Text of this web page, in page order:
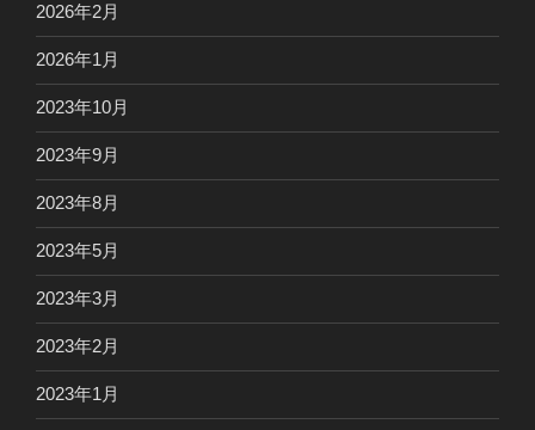
2026年2月
2026年1月
2023年10月
2023年9月
2023年8月
2023年5月
2023年3月
2023年2月
2023年1月